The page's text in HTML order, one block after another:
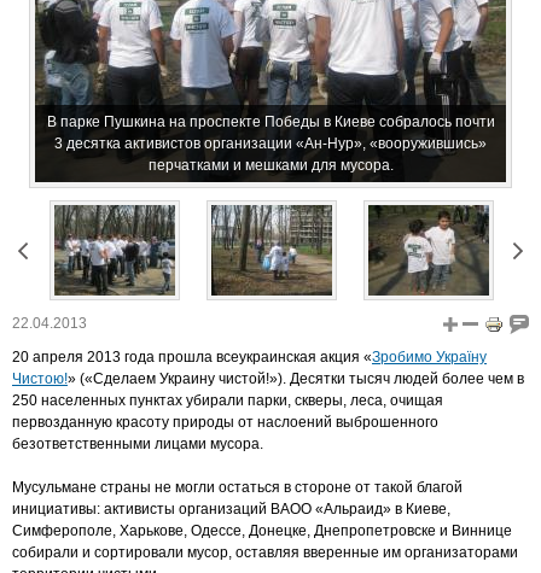
В парке Пушкина на проспекте Победы в Киеве собралось почти
3 десятка активистов организации «Ан-Нур», «вооружившись»
перчатками и мешками для мусора.
22.04.2013
20 апреля 2013 года прошла всеукраинская акция «Зробимо Україну
Чистою!» («Сделаем Украину чистой!»). Десятки тысяч людей более чем в
250 населенных пунктах убирали парки, скверы, леса, очищая
первозданную красоту природы от наслоений выброшенного
безответственными лицами мусора.
Мусульмане страны не могли остаться в стороне от такой благой
инициативы: активисты организаций ВАОО «Альраид» в Киеве,
Симферополе, Харькове, Одессе, Донецке, Днепропетровске и Виннице
собирали и сортировали мусор, оставляя вверенные им организаторами